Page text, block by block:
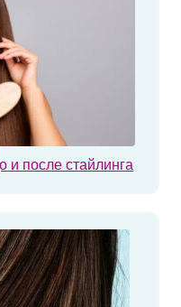
и после стайлинга